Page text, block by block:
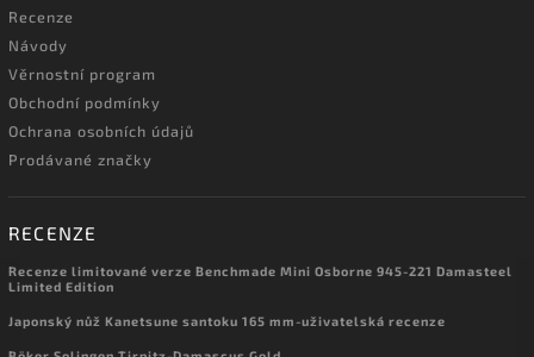
Recenze
Návody
Věrnostní program
Obchodní podmínky
Ochrana osobních údajů
Prodávané značky
RECENZE
Recenze limitované verze Benchmade Mini Osborne 945-221 Damasteel
Limited Edition
Japonský nůž Kanetsune santoku 165 mm-uživatelská recenze